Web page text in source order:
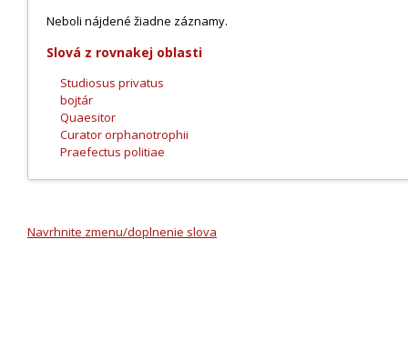
Neboli nájdené žiadne záznamy.
Slová z rovnakej oblasti
Studiosus privatus
bojtár
Quaesitor
Curator orphanotrophii
Praefectus politiae
Navrhnite zmenu/doplnenie slova